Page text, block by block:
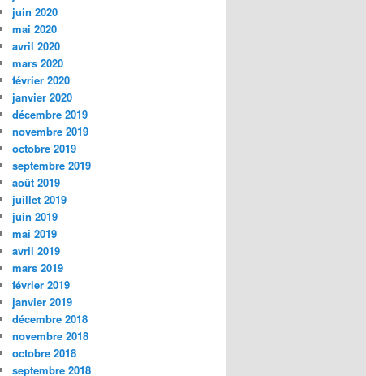
juin 2020
mai 2020
avril 2020
mars 2020
février 2020
janvier 2020
décembre 2019
novembre 2019
octobre 2019
septembre 2019
août 2019
juillet 2019
juin 2019
mai 2019
avril 2019
mars 2019
février 2019
janvier 2019
décembre 2018
novembre 2018
octobre 2018
septembre 2018